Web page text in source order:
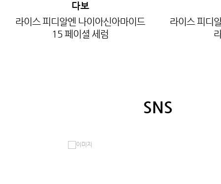
다보
라이스 피디알엔 나이아신아마이드
15 페이셜 세럼
라이스 피디
SNS